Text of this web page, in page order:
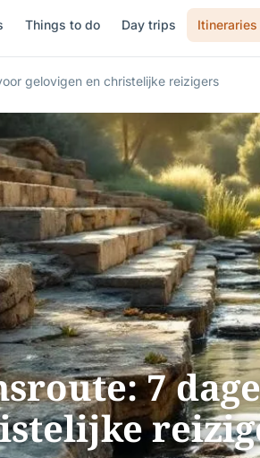
Things to do Day trips Itineraries
gelovigen en christelijke reizigers
7